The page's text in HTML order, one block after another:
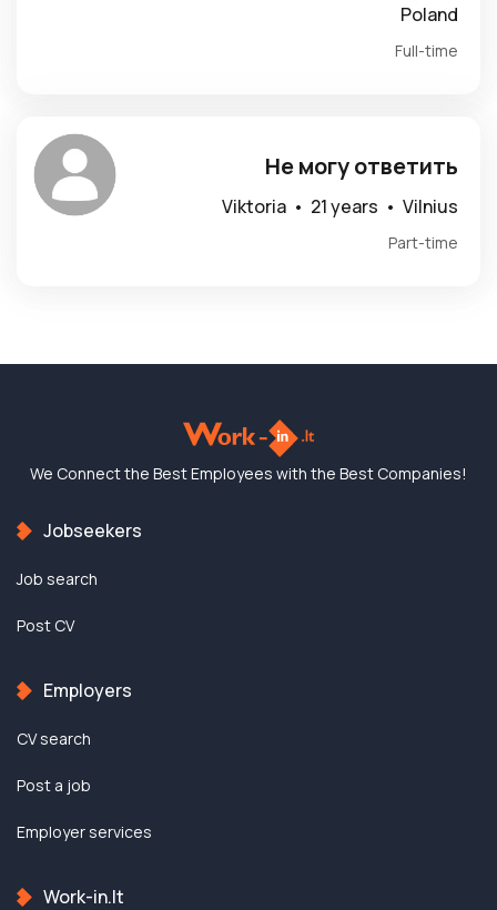
Poland
Full-time
Не могу ответить
Viktoria • 21 years • Vilnius
Part-time
We Connect the BestEmployees with the Best Companies!
Jobseekers
Job search
Post CV
Employers
CV search
Post a job
Employer services
Work-in.lt